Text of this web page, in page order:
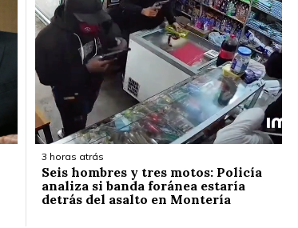
3 horas atrás
Seis hombres y tres motos: Policía
analiza si banda foránea estaría
detrás del asalto en Montería